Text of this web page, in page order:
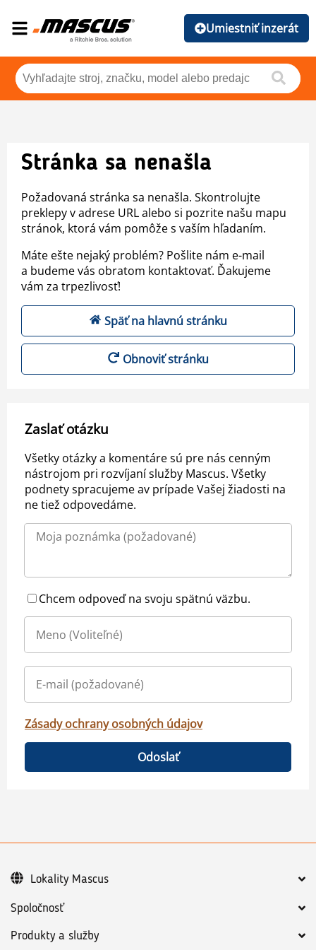
Umiestniť inzerát
Stránka sa nenašla
Požadovaná stránka sa nenašla. Skontrolujte
preklepy v adrese URL alebo si pozrite našu mapu
stránok, ktorá vám pomôže s vaším hľadaním.
Máte ešte nejaký problém? Pošlite nám e-mail
a budeme vás obratom kontaktovať. Ďakujeme
vám za trpezlivosť!
Späť na hlavnú stránku
Obnoviť stránku
Zaslať otázku
Všetky otázky a komentáre sú pre nás cenným
nástrojom pri rozvíjaní služby Mascus. Všetky
podnety spracujeme av prípade Vašej žiadosti na
ne tiež odpovedáme.
Chcem odpoveď na svoju spätnú väzbu.
Zásady ochrany osobných údajov
Odoslať
Spoločnosť
Produkty a služby
Lokality Mascus